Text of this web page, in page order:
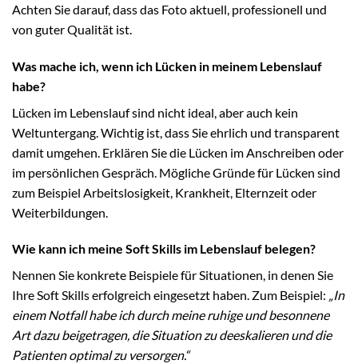
Achten Sie darauf, dass das Foto aktuell, professionell und
von guter Qualität ist.
Was mache ich, wenn ich Lücken in meinem Lebenslauf
habe?
Lücken im Lebenslauf sind nicht ideal, aber auch kein
Weltuntergang. Wichtig ist, dass Sie ehrlich und transparent
damit umgehen. Erklären Sie die Lücken im Anschreiben oder
im persönlichen Gespräch. Mögliche Gründe für Lücken sind
zum Beispiel Arbeitslosigkeit, Krankheit, Elternzeit oder
Weiterbildungen.
Wie kann ich meine Soft Skills im Lebenslauf belegen?
Nennen Sie konkrete Beispiele für Situationen, in denen Sie
Ihre Soft Skills erfolgreich eingesetzt haben. Zum Beispiel: „In
einem Notfall habe ich durch meine ruhige und besonnene
Art dazu beigetragen, die Situation zu deeskalieren und die
Patienten optimal zu versorgen.“